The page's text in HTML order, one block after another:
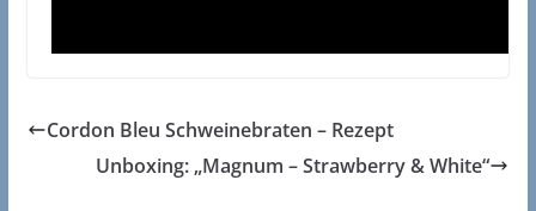
Cordon Bleu Schweinebraten – Rezept
Unboxing: „Magnum – Strawberry & White“